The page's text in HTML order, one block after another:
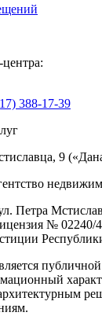
388-17-39
9
Петра
№ 02240/
архитектурным